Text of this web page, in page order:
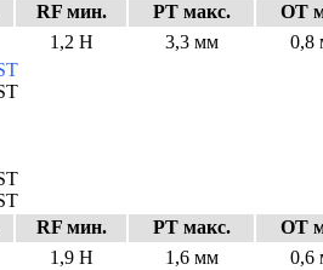
RF мин. PT макс.
OT
1,2 Н 3,3 мм 0,8
RF мин. PT макс.
OT
1,9 Н 1,6 мм 0,6